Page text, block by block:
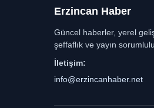
Erzincan Haber
Güncel haberler, yerel
şeffaflık ve yayın
İletişim:
info@erzincanhaber.net